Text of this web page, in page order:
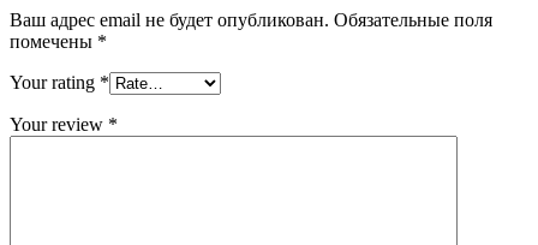
Ваш адрес email не будет опубликован. Обязательные поля
помечены *
Your rating *
Your review *